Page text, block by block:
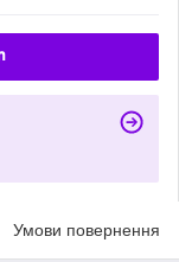
Умови повернення